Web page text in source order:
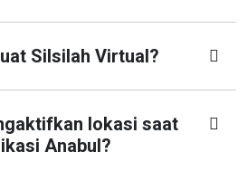
Silsilah Virtual?
lokasi saat
Anabul?